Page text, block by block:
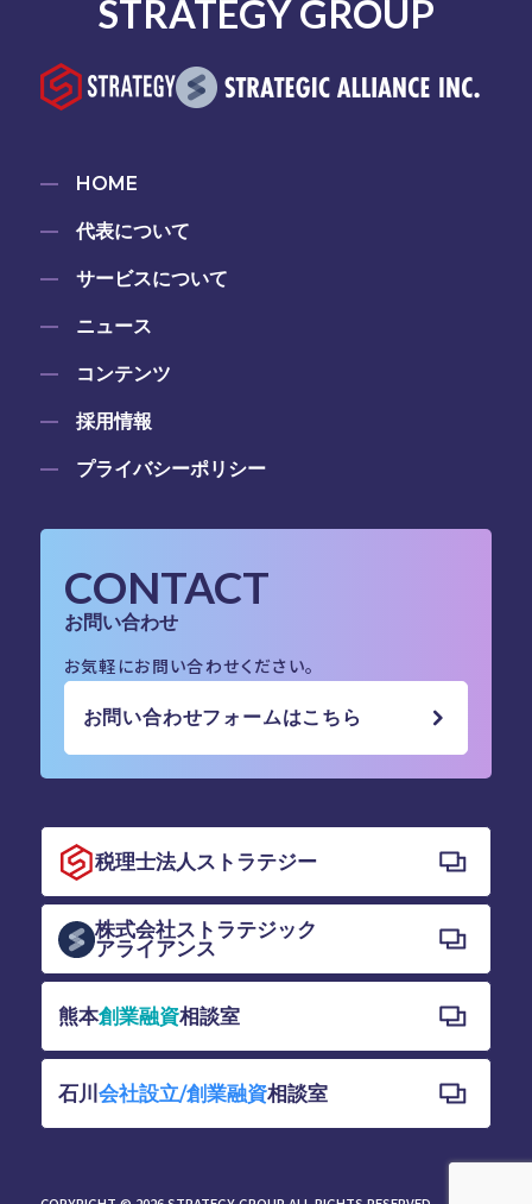
STRATEGY GROUP
HOME
代表について
サービスについて
ニュース
コンテンツ
採用情報
プライバシーポリシー
CONTACT
お問い合わせ
お気軽にお問い合わせください。
お問い合わせフォームはこちら
税理士法人ストラテジー
株式会社ストラテジック
アライアンス
熊本創業融資相談室
石川会社設立/創業融資相談室